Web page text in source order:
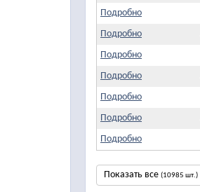
Подробно
Подробно
Подробно
Подробно
Подробно
Подробно
Подробно
Показать все (10985 шт.)